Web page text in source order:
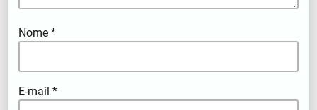
Nome*
E-mail*